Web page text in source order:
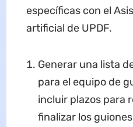
específicas con el
artificial de UPDF.
Generar una lista
para el equipo de
incluir plazos para
finalizar los